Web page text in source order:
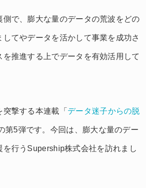
で、膨大な量のデータの荒波をどの
てやデータを活かして事業を成功さ
推進する上でデータを有効活用して
撃する本連載「 データ迷子からの脱
第5弾です。今回は、膨大な量のデー
行うSupership株式会社を訪れまし